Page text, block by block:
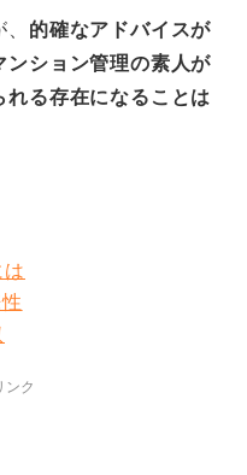
的確なアドバイスが
ンション管理の素人が
る存在になることは
ンク